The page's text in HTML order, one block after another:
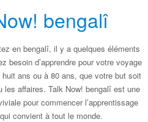
bengalî
en bengalî, il y a quelques éléments
besoin d’apprendre pour votre voyage
huit ans ou à 80 ans, que votre but soit
les affaires. Talk Now! bengalî est une
pour commencer l’apprentissage
convient à tout le monde.